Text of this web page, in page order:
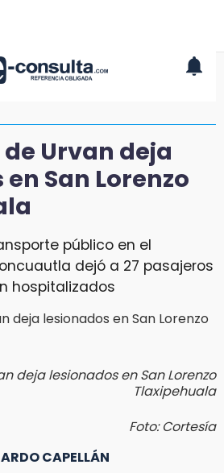
Urvan deja
San Lorenzo
público en el
dejó a 27 pasajeros
hospitalizados
deja lesionados en San Lorenzo
Tlaxipehuala
Foto: Cortesía
CAPELLÁN